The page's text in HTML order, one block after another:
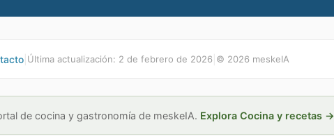
Última actualización: 2 de febrero de 2026 © 2026 meskeIA
de cocina y gastronomía de meskeIA. Explora Cocina y recetas →